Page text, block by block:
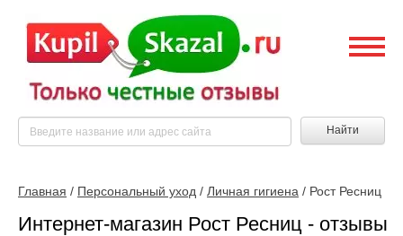
Найти
Главная / Персональный уход / Личная гигиена / Рост Ресниц
Интернет-магазин Рост Ресниц - отзывы